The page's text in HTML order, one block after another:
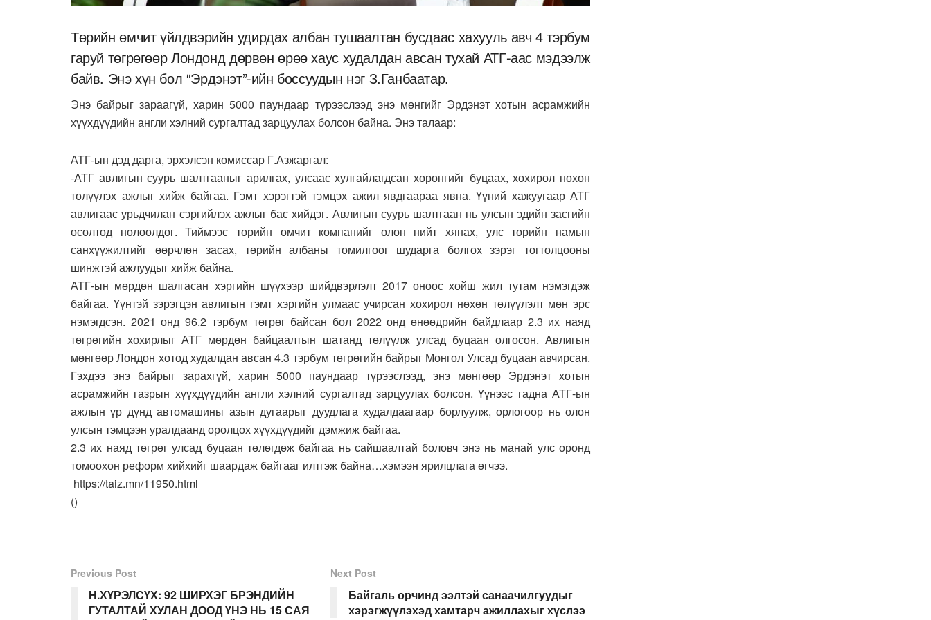
Төрийн өмчит үйлдвэрийн удирдах албан тушаалтан бусдаас хахууль авч 4 тэрбум
гаруй төгрөгөөр Лондонд дөрвөн өрөө хаус худалдан авсан тухай АТГ-аас мэдээлж
байв. Энэ хүн бол “Эрдэнэт”-ийн боссуудын нэг З.Ганбаатар.
Энэ байрыг зараагүй, харин 5000 паундаар түрээслээд энэ мөнгийг Эрдэнэт хотын асрамжийн
хүүхдүүдийн англи хэлний сургалтад зарцуулах болсон байна. Энэ талаар:
АТГ-ын дэд дарга, эрхэлсэн комиссар Г.Азжаргал:
-АТГ авлигын суурь шалтгааныг арилгах, улсаас хулгайлагдсан хөрөнгийг буцаах, хохирол нөхөн
төлүүлэх ажлыг хийж байгаа. Гэмт хэрэгтэй тэмцэх ажил явдгаараа явна. Үүний хажуугаар АТГ
авлигаас урьдчилан сэргийлэх ажлыг бас хийдэг. Авлигын суурь шалтгаан нь улсын эдийн засгийн
өсөлтөд нөлөөлдөг. Тиймээс төрийн өмчит компанийг олон нийт хянах, улс төрийн намын
санхүүжилтийг өөрчлөн засах, төрийн албаны томилгоог шударга болгох зэрэг тогтолцооны
шинжтэй ажлуудыг хийж байна.
АТГ-ын мөрдөн шалгасан хэргийн шүүхээр шийдвэрлэлт 2017 оноос хойш жил тутам нэмэгдэж
байгаа. Үүнтэй зэрэгцэн авлигын гэмт хэргийн улмаас учирсан хохирол нөхөн төлүүлэлт мөн эрс
нэмэгдсэн. 2021 онд 96.2 тэрбум төгрөг байсан бол 2022 онд өнөөдрийн байдлаар 2.3 их наяд
төгрөгийн хохирлыг АТГ мөрдөн байцаалтын шатанд төлүүлж улсад буцаан олгосон. Авлигын
мөнгөөр Лондон хотод худалдан авсан 4.3 тэрбум төгрөгийн байрыг Монгол Улсад буцаан авчирсан.
Гэхдээ энэ байрыг зарахгүй, харин 5000 паундаар түрээслээд, энэ мөнгөөр Эрдэнэт хотын
асрамжийн газрын хүүхдүүдийн англи хэлний сургалтад зарцуулах болсон. Үүнээс гадна АТГ-ын
ажлын үр дүнд автомашины азын дугаарыг дуудлага худалдаагаар борлуулж, орлогоор нь олон
улсын тэмцээн уралдаанд оролцох хүүхдүүдийг дэмжиж байгаа.
2.3 их наяд төгрөг улсад буцаан төлөгдөж байгаа нь сайшаалтай боловч энэ нь манай улс оронд
томоохон реформ хийхийг шаардаж байгааг илтгэж байна…хэмээн ярилцлага өгчээ.
https://taiz.mn/11950.html
()
Previous Post
Н.ХҮРЭЛСҮХ: 92 ШИРХЭГ БРЭНДИЙН
ГУТАЛТАЙ ХУЛАН ДООД ҮНЭ НЬ 15 САЯ
Next Post
Байгаль орчинд ээлтэй санаачилгуудыг
хэрэгжүүлэхэд хамтарч ажиллахыг хүслээ